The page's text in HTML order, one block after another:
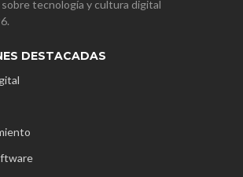
tecnología y cultura digital
DESTACADAS